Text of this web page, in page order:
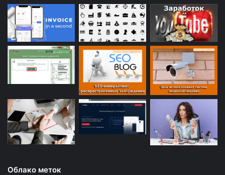
Облако меток